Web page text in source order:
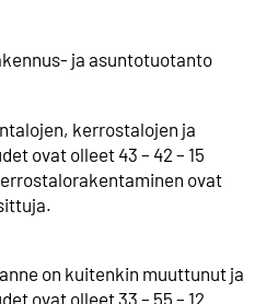
ja asuntotuotanto
kerrostalojen ja
ovat olleet 43 – 42 – 15
ovat
on kuitenkin muuttunut ja
ovat olleet 33 – 55 – 12